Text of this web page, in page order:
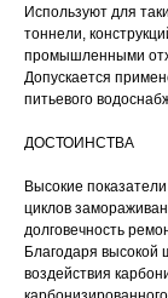
Используют для
тоннели,
промышленными
Допускается
питьевого
ДОСТОИНСТВА
Высокие
циклов
долговечность
Благодаря
воздействия